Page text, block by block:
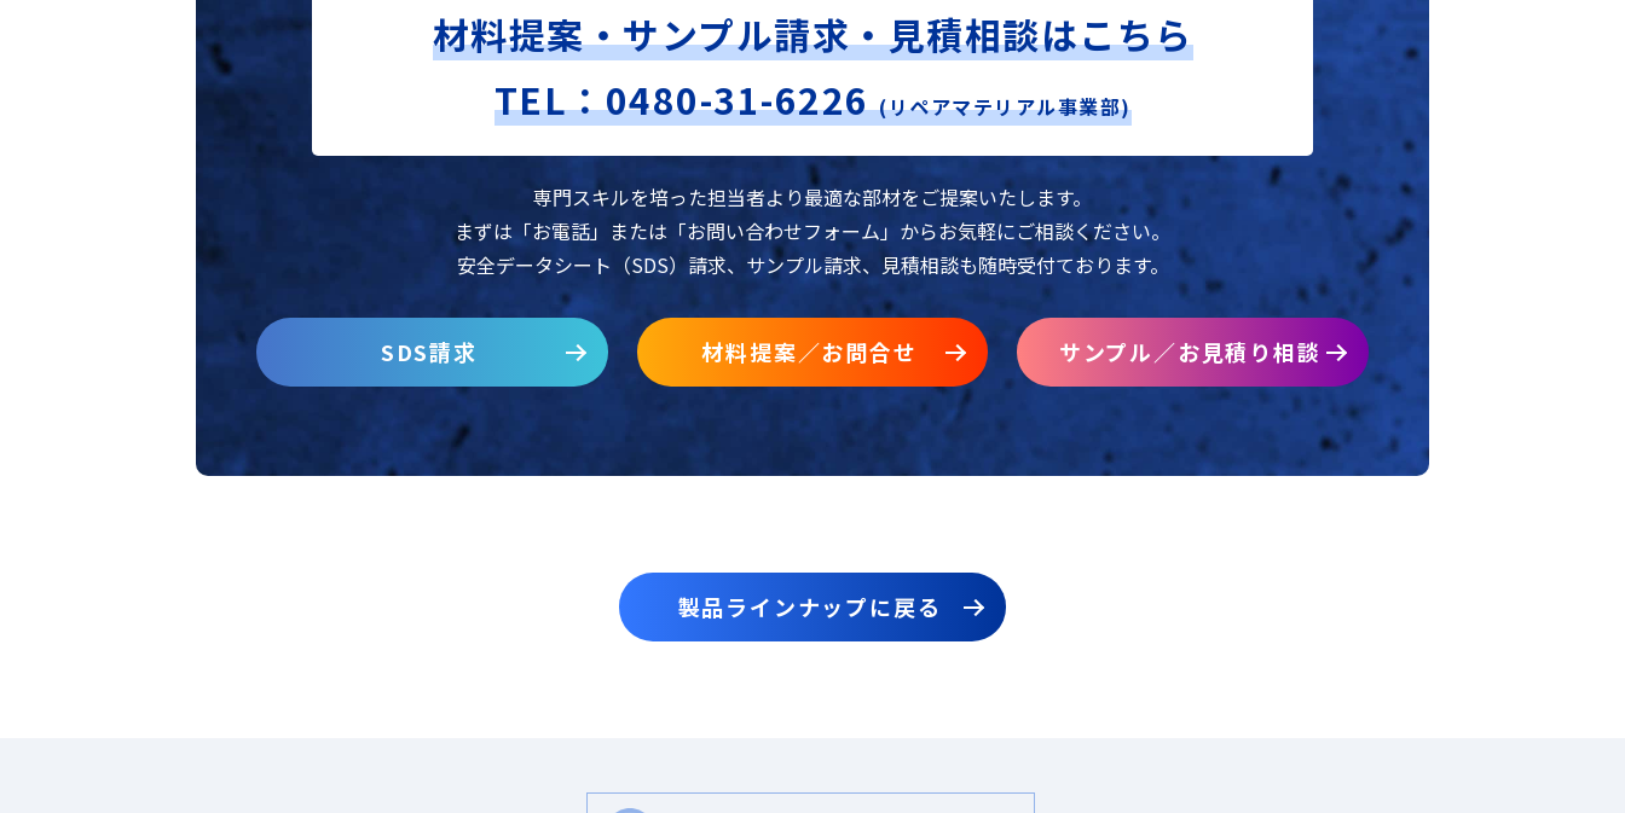
材料提案・サンプル請求・見積相談はこちら
TEL：0480-31-6226(リペアマテリアル事業部)
専門スキルを培った担当者より最適な部材をご提案いたします。
まずは「お電話」または「お問い合わせフォーム」からお気軽にご相談ください。
安全データシート（SDS）請求、サンプル請求、見積相談も随時受付ております。
SDS請求 材料提案／お問合せ サンプル／お見積り相談
製品ラインナップに戻る